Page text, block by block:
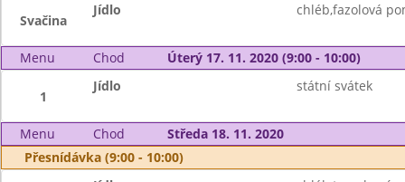
Svačina
Jídlo chléb,fazolová
Menu Chod Úterý 17. 11. 2020 (9:00 - 10:00)
1
Jídlo státní svátek
Menu Chod
Středa 18. 11. 2020
Přesnídávka (9:00 - 10:00)